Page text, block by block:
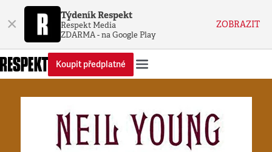
× Týdeník Respekt
Respekt Media
ZDARMA - na Google Play
ZOBRAZIT
Koupit předplatné